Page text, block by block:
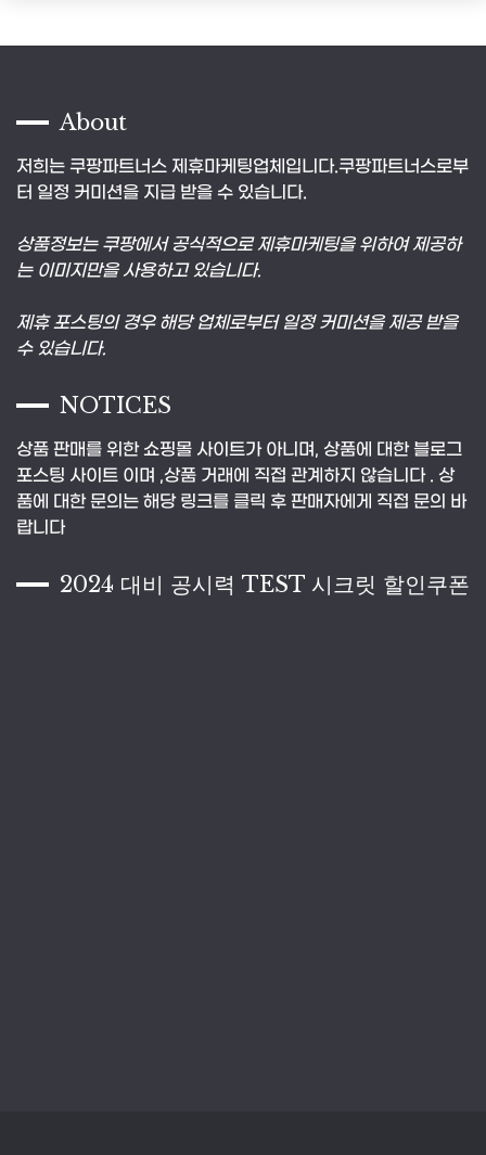
About
저희는 쿠팡파트너스 제휴마케팅업체입니다.쿠팡파트너스로부
터 일정 커미션을 지급 받을 수 있습니다.
상품정보는 쿠팡에서 공식적으로 제휴마케팅을 위하여 제공하
는 이미지만을 사용하고 있습니다.
제휴 포스팅의 경우 해당 업체로부터 일정 커미션을 제공 받을
수 있습니다.
NOTICES
상품 판매를 위한 쇼핑몰 사이트가 아니며, 상품에 대한 블로그
포스팅 사이트 이며 ,상품 거래에 직접 관계하지 않습니다 . 상
품에 대한 문의는 해당 링크를 클릭 후 판매자에게 직접 문의 바
랍니다
2024 대비 공시력 TEST 시크릿 할인쿠폰